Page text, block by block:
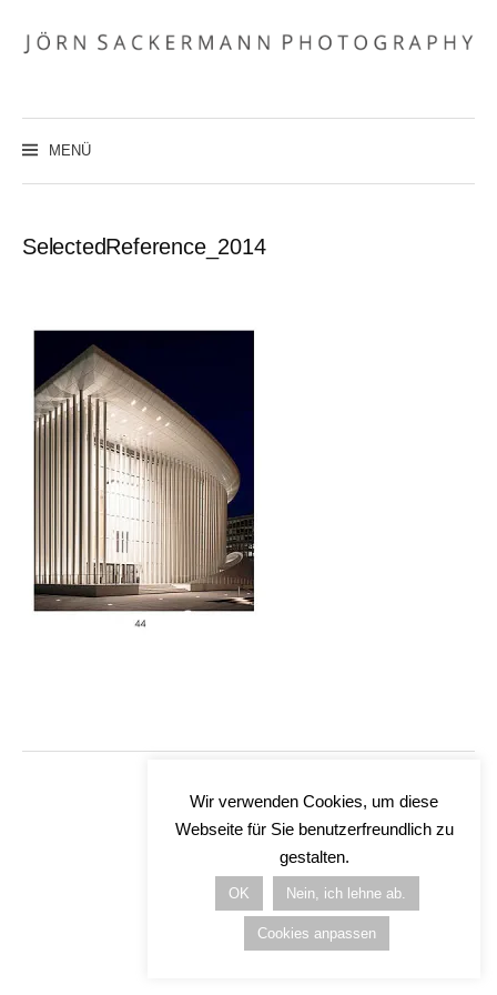
Inhalt
überspringen
MENÜ
SelectedReference_2014
Wir verwenden Cookies, um diese
Webseite für Sie benutzerfreundlich zu
gestalten.
OK Nein, ich lehne ab.
Cookies anpassen